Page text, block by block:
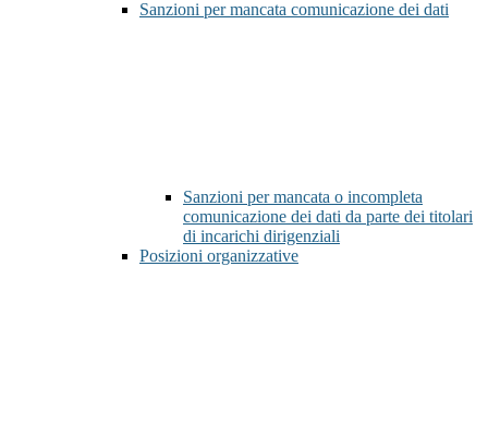
Sanzioni per mancata comunicazione dei dati
Sanzioni per mancata o incompleta
comunicazione dei dati da parte dei titolari
di incarichi dirigenziali
Posizioni organizzative